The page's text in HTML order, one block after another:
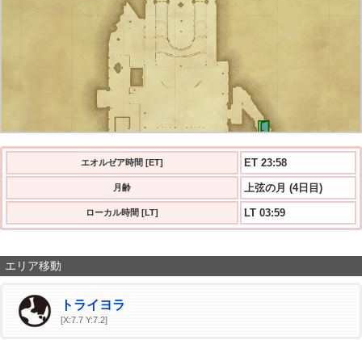
エオルゼア時間 [ET] ET 23:58
月齢 上弦の月 (4日目)
ローカル時間 [LT] LT 03:59
エリア移動
トライヨラ
[X:7.7 Y:7.2]